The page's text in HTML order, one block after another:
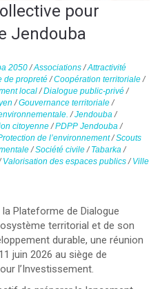
pour
Jendouba
2050/Associations/Attractivité
de propreté/Coopération territoriale/
local/Dialogue public-privé/
/Gouvernance territoriale/
/Jendouba/
citoyenne/PDPP Jendouba/
de l’environnement/Scouts
/Société civile/ Tabarka/
Valorisation des espaces publics/ Ville
la Plateforme de Dialogue
territorial et de son
durable, une réunion
11 juin 2026 au siège de
l’Investissement.